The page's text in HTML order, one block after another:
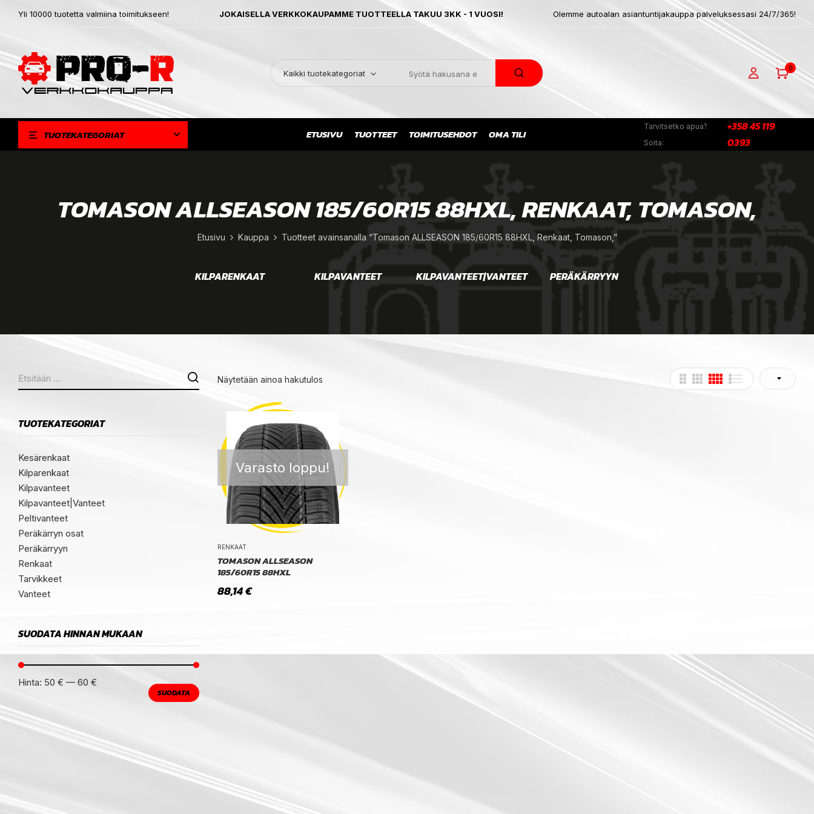
Yli 10000 tuotetta valmiina toimitukseen! JOKAISELLA VERKKOKAUPAMME TUOTTEELLA TAKUU 3KK - 1 VUOSI! Olemme autoalan asiantuntijakauppa palveluksessasi 24/7/365!
Kaikki tuotekategoriat
0
TUOTEKATEGORIAT ETUSIVU TUOTTEET TOIMITUSEHDOT OMA TILI
Tarvitsetko apua?
Soita:
+358 45 119
0393
TOMASON ALLSEASON 185/60R15 88HXL, RENKAAT, TOMASON,
Etusivu Kauppa Tuotteet avainsanalla “Tomason ALLSEASON 185/60R15 88HXL, Renkaat, Tomason,”
KILPARENKAAT KILPAVANTEET KILPAVANTEET|VANTEET PERÄKÄRRYYN
TUOTEKATEGORIAT
Kesärenkaat
Kilparenkaat
Kilpavanteet
Kilpavanteet|Vanteet
Peltivanteet
Peräkärryn osat
Peräkärryyn
Renkaat
Tarvikkeet
Vanteet
SUODATA HINNAN MUKAAN
SUODATA
Hinta: 50 € — 60 €
Näytetään ainoa hakutulos
Varasto loppu!
RENKAAT
TOMASON ALLSEASON
185/60R15 88HXL
88,14€